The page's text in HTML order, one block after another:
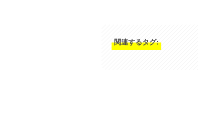
関連するタグ: